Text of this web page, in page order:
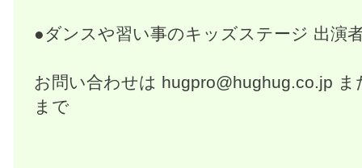
●ダンスや習い事のキッズステージ 出演
お問い合わせは hugpro@hughug.co.jp ま
まで